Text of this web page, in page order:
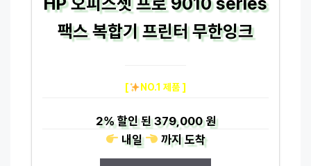
팩스 복합기 프린터 무한잉크
[ NO.1 제품 ]
2%할인 된379,000 원
내일
까지도착